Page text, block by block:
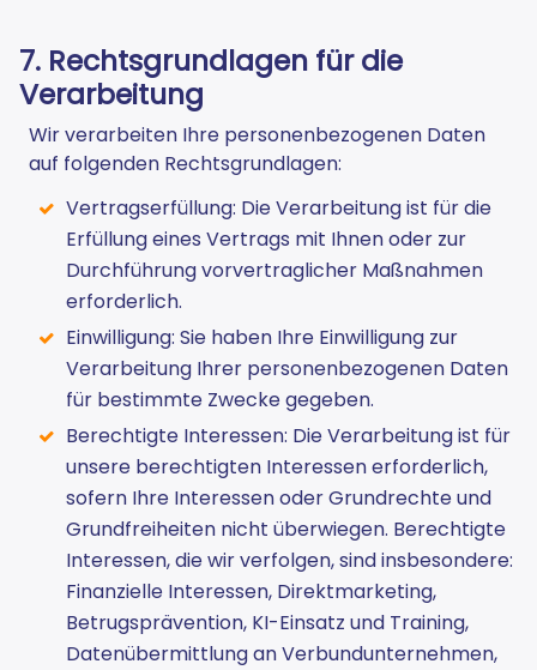
7. Rechtsgrundlagen für die
Verarbeitung
Wir verarbeiten Ihre personenbezogenen Daten
auf folgenden Rechtsgrundlagen:
Vertragserfüllung: Die Verarbeitung ist für die
Erfüllung eines Vertrags mit Ihnen oder zur
Durchführung vorvertraglicher Maßnahmen
erforderlich.
Einwilligung: Sie haben Ihre Einwilligung zur
Verarbeitung Ihrer personenbezogenen Daten
für bestimmte Zwecke gegeben.
Berechtigte Interessen: Die Verarbeitung ist für
unsere berechtigten Interessen erforderlich,
sofern Ihre Interessen oder Grundrechte und
Grundfreiheiten nicht überwiegen. Berechtigte
Interessen, die wir verfolgen, sind insbesondere:
Finanzielle Interessen, Direktmarketing,
Betrugsprävention, KI-Einsatz und Training,
Datenübermittlung an Verbundunternehmen,